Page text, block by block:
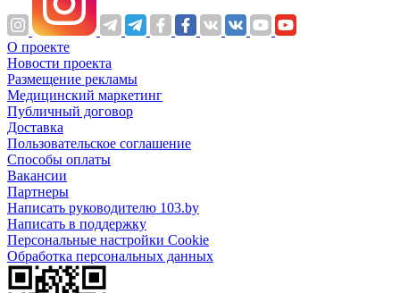
О проекте
Новости проекта
Размещение рекламы
Медицинский маркетинг
Публичный договор
Доставка
Пользовательское соглашение
Способы оплаты
Вакансии
Партнеры
Написать руководителю 103.by
Написать в поддержку
Персональные настройки Cookie
Обработка персональных данных